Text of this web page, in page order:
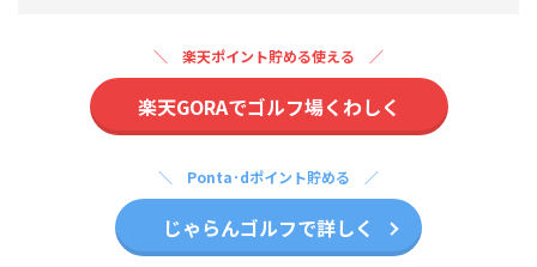
楽天ポイント貯める使える
楽天GORAでゴルフ場くわしく
Ponta･dポイント貯める
じゃらんゴルフで詳しく